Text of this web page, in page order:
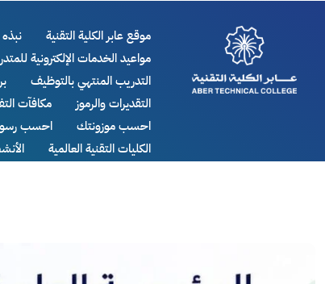
موقع عابر الكلية التقنية
مواعيد الخدمات الإلكترونية
التدريب المنتهي بالتوظيف
التقديرات والرموز
مكافآت
احسب موزونتك
احسب
الكليات التقنية العالمية